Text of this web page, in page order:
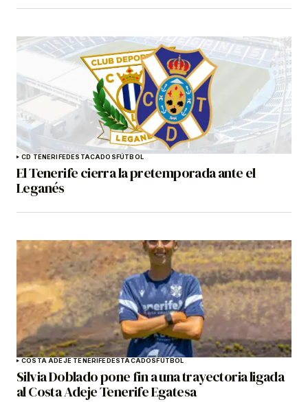
CD TENERIFEDESTACADOSFÚTBOL
El Tenerife cierra la pretemporada ante el
Leganés
COSTA ADEJE TENERIFEDESTACADOSFÚTBOL
Silvia Doblado pone fin a una trayectoria ligada
al Costa Adeje Tenerife Egatesa